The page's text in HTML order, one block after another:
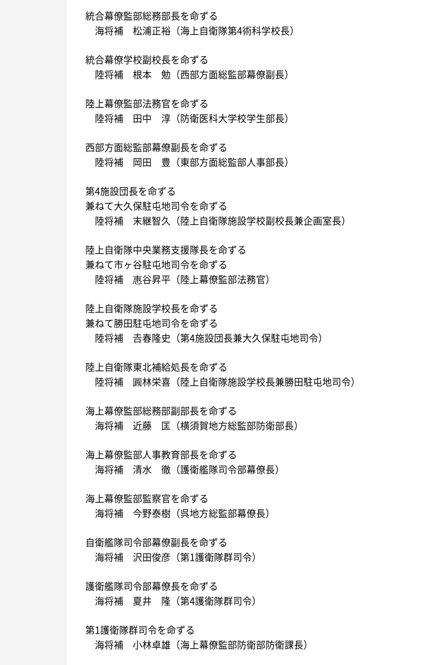
統合幕僚監部総務部長を命ずる
海将補 松浦正裕（海上自衛隊第4術科学校長）
統合幕僚学校副校長を命ずる
陸将補 根本 勉（西部方面総監部幕僚副長）
陸上幕僚監部法務官を命ずる
陸将補 田中 淳（防衛医科大学校学生部長）
西部方面総監部幕僚副長を命ずる
陸将補 岡田 豊（東部方面総監部人事部長）
第4施設団長を命ずる
兼ねて大久保駐屯地司令を命ずる
陸将補 末継智久（陸上自衛隊施設学校副校長兼企画室長）
陸上自衛隊中央業務支援隊長を命ずる
兼ねて市ヶ谷駐屯地司令を命ずる
陸将補 惠谷昇平（陸上幕僚監部法務官）
陸上自衛隊施設学校長を命ずる
兼ねて勝田駐屯地司令を命ずる
陸将補 𠮷春隆史（第4施設団長兼大久保駐屯地司令）
陸上自衛隊東北補給処長を命ずる
陸将補 圓林栄喜（陸上自衛隊施設学校長兼勝田駐屯地司令）
海上幕僚監部総務部副部長を命ずる
海将補 近藤 匡（横須賀地方総監部防衛部長）
海上幕僚監部人事教育部長を命ずる
海将補 清水 徹（護衛艦隊司令部幕僚長）
海上幕僚監部監察官を命ずる
海将補 今野泰樹（呉地方総監部幕僚長）
自衛艦隊司令部幕僚副長を命ずる
海将補 沢田俊彦（第1護衛隊群司令）
護衛艦隊司令部幕僚長を命ずる
海将補 夏井 隆（第4護衛隊群司令）
第1護衛隊群司令を命ずる
海将補 小林卓雄（海上幕僚監部防衛部防衛課長）